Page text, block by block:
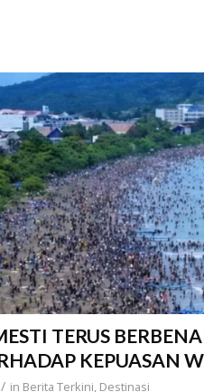
TERUS
KEPUASAN
/ in Berita Terkini, Destinasi